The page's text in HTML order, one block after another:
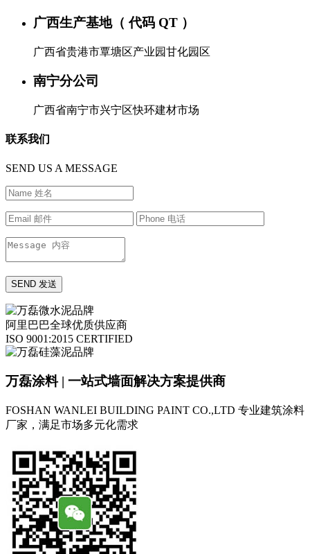
广西生产基地（ 代码 QT ）
广西省贵港市覃塘区产业园甘化园区
南宁分公司
广西省南宁市兴宁区快环建材市场
联系我们
SEND US A MESSAGE
阿里巴巴全球优质供应商
ISO 9001:2015 CERTIFIED
万磊涂料 | 一站式墙面解决方案提供商
FOSHAN WANLEI BUILDING PAINT CO.,LTD 专业建筑涂料
厂家，满足市场多元化需求